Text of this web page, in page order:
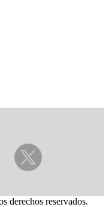
derechos reservados.